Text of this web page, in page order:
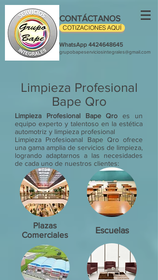
CONTÁCTANOS
COTIZACIONES AQUÍ
WhatsApp 4424648645
grupobapeserviciosintegrales@gmail.com
Limpieza Profesional
Bape Qro
Limpieza Profesional Bape Qro es un
equipo experto y talentoso en la estética
automotriz y limpieza profesional
Limpieza Profesioanal Bape Qro ofrece
una gama amplia de servicios de limpieza,
logrando adaptarnos a las necesidades
de cada uno de nuestros clientes:
Escuelas
Plazas
Comerciales